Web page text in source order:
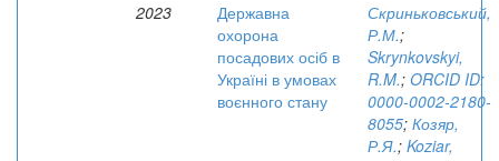
2023
Державна
охорона
посадових осіб в
Україні в умовах
воєнного стану
Скриньковський,
Р.М.;
Skrynkovskyi,
R.M.; ORCID ID:
0000-0002-2180-
8055; Козяр,
Р.Я.; Koziar,